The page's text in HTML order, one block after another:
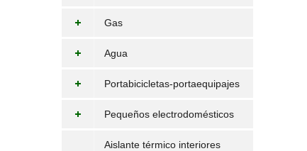
Gas
Agua
Portabicicletas-portaequipajes
Pequeños electrodomésticos
Aislante térmico interiores